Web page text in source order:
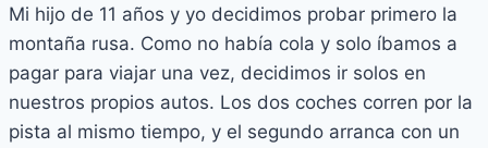
Mi hijo de 11 años y yo decidimos probar primero la
montaña rusa. Como no había cola y solo íbamos a
pagar para viajar una vez, decidimos ir solos en
nuestros propios autos. Los dos coches corren por la
pista al mismo tiempo, y el segundo arranca con un